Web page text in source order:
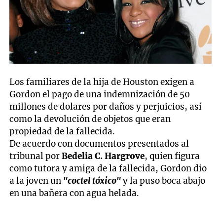
Los familiares de la hija de Houston exigen a
Gordon el pago de una indemnización de 50
millones de dolares por daños y perjuicios, así
como la devolución de objetos que eran
propiedad de la fallecida.
De acuerdo con documentos presentados al
tribunal porBedelia C. Hargrove, quien figura
como tutora y amiga de la fallecida, Gordon dio
a la joven un "coctel tóxico"y la puso boca abajo
en una bañera con agua helada.